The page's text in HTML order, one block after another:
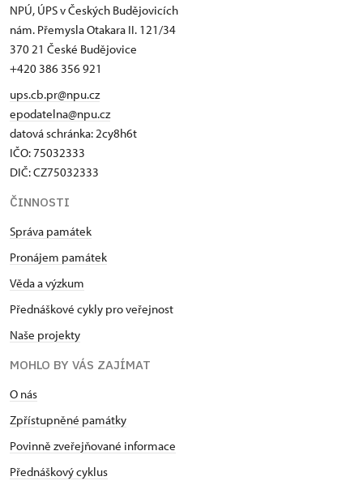
NPÚ, ÚPS v Českých Budějovicích
nám. Přemysla Otakara II. 121/34
370 21 České Budějovice
+420 386 356 921
ups.cb.pr@npu.cz
epodatelna@npu.cz
datová schránka: 2cy8h6t​
IČO: 75032333
DIČ: CZ75032333
ČINNOSTI
Správa památek
Pronájem památek
Věda a výzkum
Přednáškové cykly pro veřejnost
Naše projekty
MOHLO BY VÁS ZAJÍMAT
O nás
Zpřístupněné památky
Povinně zveřejňované informace
Přednáškový cyklus